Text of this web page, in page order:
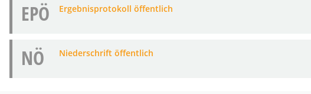
EPÖ Ergebnisprotokoll öffentlich
NÖ Niederschrift öffentlich